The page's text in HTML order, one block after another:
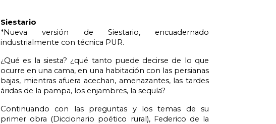
Siestario
*Nueva versión de Siestario, encuadernado
industrialmente con técnica PUR.
¿Qué es la siesta? ¿qué tanto puede decirse de lo que
ocurre en una cama, en una habitación con las persianas
bajas, mientras afuera acechan, amenazantes, las tardes
áridas de la pampa, los enjambres, la sequía?
Continuando con las preguntas y los temas de su
primer obra (Diccionario poético rural), Federico de la